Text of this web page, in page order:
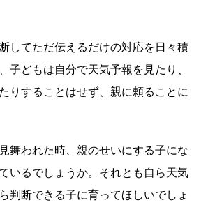
してただ伝えるだけの対応を日々積
子どもは自分で天気予報を見たり、
りすることはせず、親に頼ることに
舞われた時、親のせいにする子にな
いるでしょうか。それとも自ら天気
判断できる子に育ってほしいでしょ